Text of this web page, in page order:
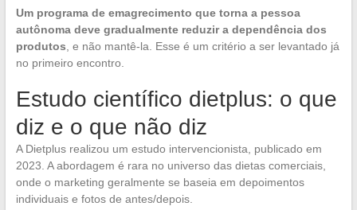
Um programa de emagrecimento que torna a pessoa
autônoma deve gradualmente reduzir a dependência dos
produtos , e não mantê-la. Esse é um critério a ser levantado já
no primeiro encontro.
Estudo científico dietplus: o que
diz e o que não diz
A Dietplus realizou um estudo intervencionista, publicado em
2023. A abordagem é rara no universo das dietas comerciais,
onde o marketing geralmente se baseia em depoimentos
individuais e fotos de antes/depois.